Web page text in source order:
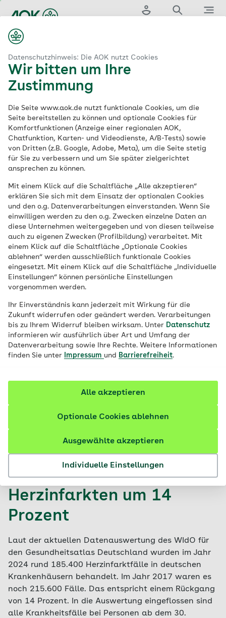
Datenschutzhinweis: Die AOK nutzt Cookies
Wir bitten um Ihre
Zustimmung
Die Seite www.aok.de nutzt funktionale Cookies, um die
Seite bereitstellen zu können und optionale Cookies für
Komfortfunktionen (Anzeige einer regionalen AOK,
Chatfunktion, Karten- und Videodienste, A/B-Tests) sowie
von Dritten (z.B. Google, Adobe, Meta), um die Seite stetig
für Sie zu verbessern und um Sie später zielgerichtet
ansprechen zu können.
Mit einem Klick auf die Schaltfläche „Alle akzeptieren“
erklären Sie sich mit dem Einsatz der optionalen Cookies
und den o.g. Datenverarbeitungen einverstanden. Wenn Sie
einwilligen werden zu den o.g. Zwecken einzelne Daten an
diese Unternehmen weitergegeben und von diesen teilweise
auch zu eigenen Zwecken (Profilbildung) verarbeitet. Mit
einem Klick auf die Schaltfläche „Optionale Cookies
ablehnen“ werden ausschließlich funktionale Cookies
eingesetzt. Mit einem Klick auf die Schaltfläche „Individuelle
Einstellungen“ können persönliche Einstellungen
vorgenommen werden.
Ihr Einverständnis kann jederzeit mit Wirkung für die
Zukunft widerrufen oder geändert werden. Verarbeitungen
bis zu Ihrem Widerruf bleiben wirksam. Unter Datenschutz
informieren wir ausführlich über Art und Umfang der
Datenverarbeitung sowie Ihre Rechte. Weitere Informationen
finden Sie unter
Impressum und Barrierefreiheit.
Individuelle Einstellungen
Ausgewählte akzeptieren
Optionale Cookies ablehnen
Alle akzeptieren
Hauptinhalt
springen
Weniger Herzinfarkte
in Deutschland
Die Zahl der Herzinfarkte in Deutschland
ist laut einer aktuellen Analyse des
Wissenschaftlichen Instituts der AOK
(WIdO) in den vergangenen Jahren
gesunken. Gleichzeitig haben
Risikofaktoren wie Diabetes mellitus Typ 2
und Bluthochdruck zugenommen. Die AOK
unterstützt ihre Versicherten mit
Leistungen zur Vorbeugung von
Herzerkrankungen.
Rückgang von
Herzinfarkten um 14
Prozent
Laut der aktuellen Datenauswertung des WIdO für
den Gesundheitsatlas Deutschland wurden im Jahr
2024 rund 185.400 Herzinfarktfälle in deutschen
Krankenhäusern behandelt. Im Jahr 2017 waren es
noch 215.600 Fälle. Das entspricht einem Rückgang
von 14 Prozent. In die Auswertung eingeflossen sind
alle Krankheitsfälle bei Personen ab dem 30.